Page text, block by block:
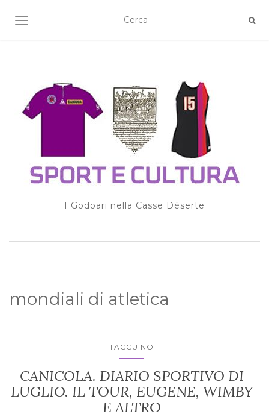
TOGGLE NAVIGATION
I Godoari nella Casse Déserte
mondiali di atletica
TACCUINO
CANICOLA. DIARIO SPORTIVO DI
LUGLIO. IL TOUR, EUGENE, WIMBY
E ALTRO